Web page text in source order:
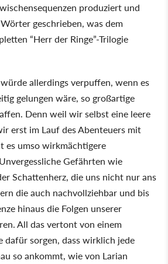
produziert und
geschrieben, was dem
“Herr der Ringe”-Trilogie
allerdings verpuffen, wenn es
gelungen wäre, so großartige
Denn weil wir selbst eine leere
erst im Lauf des Abenteuers mit
es umso wirkmächtigere
Gefährten wie
Schattenherz, die uns nicht nur ans
die auch nachvollziehbar und bis
hinaus die Folgen unserer
All das vertont von einem
dafür sorgen, dass wirklich jede
so ankommt, wie von Larian